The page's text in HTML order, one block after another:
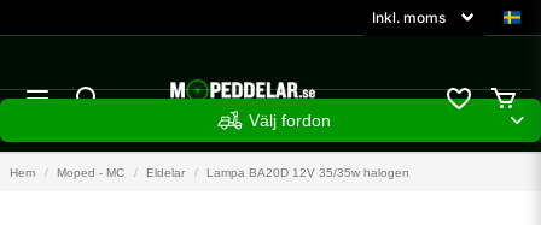
Välj fordon
Hem Moped - MC Eldelar Lampa BA20D 12V 35/35w halogen